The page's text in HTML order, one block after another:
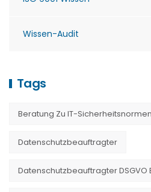
Wissen-Audit
Tags
Beratung Zu IT-Sicherheitsnormen
Datenschutzbeauftragter
Datenschutzbeauftragter DSGVO